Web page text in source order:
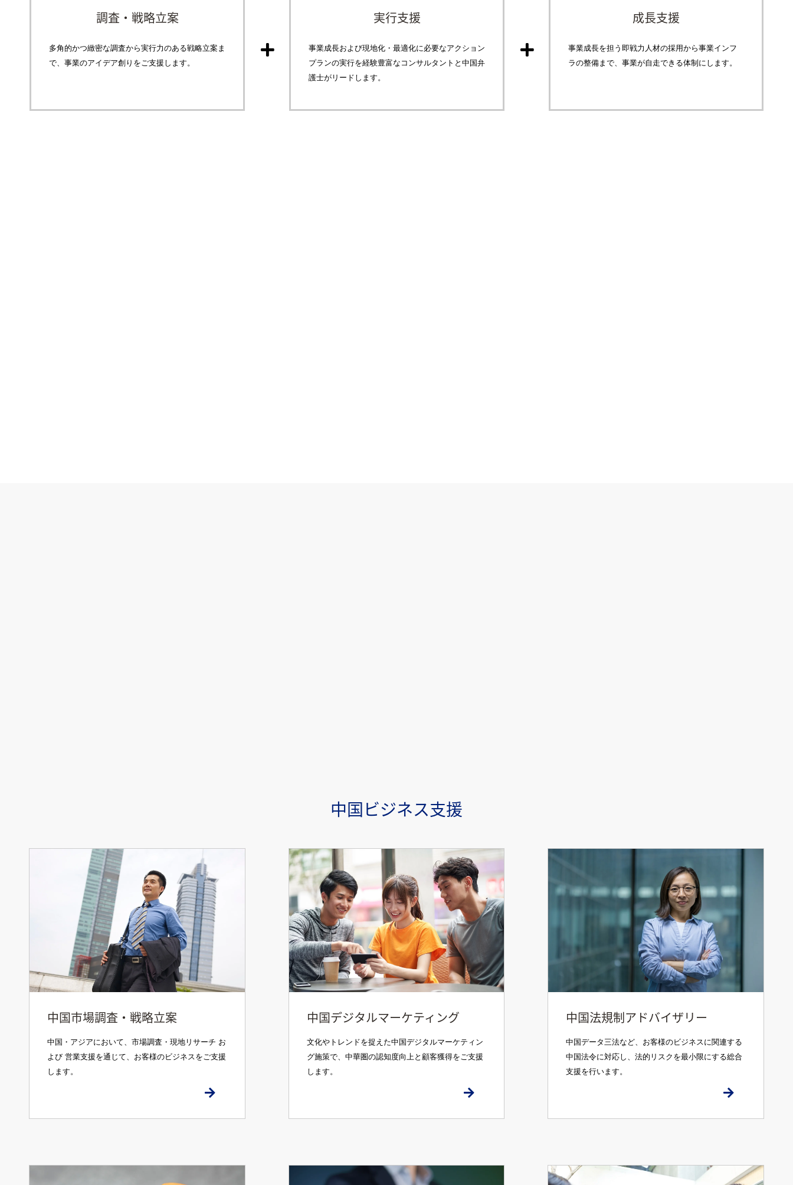
調査・戦略立案
多角的かつ緻密な調査から実行力のある戦略立案ま
で、事業のアイデア創りをご支援します。
実行支援
事業成長および現地化・最適化に必要なアクション
プランの実行を経験豊富なコンサルタントと中国弁
護士がリードします。
成長支援
事業成長を担う即戦力人材の採用から事業インフ
ラの整備まで、事業が自走できる体制にします。
中国ビジネス支援
中国市場調査・戦略立案
中国・アジアにおいて、市場調査・現地リサーチ お
よび 営業支援を通じて、お客様のビジネスをご支援
します。
中国デジタルマーケティング
文化やトレンドを捉えた中国デジタルマーケティン
グ施策で、中華圏の認知度向上と顧客獲得をご支援
します。
中国法規制アドバイザリー
中国データ三法など、お客様のビジネスに関連する
中国法令に対応し、法的リスクを最小限にする総合
支援を行います。